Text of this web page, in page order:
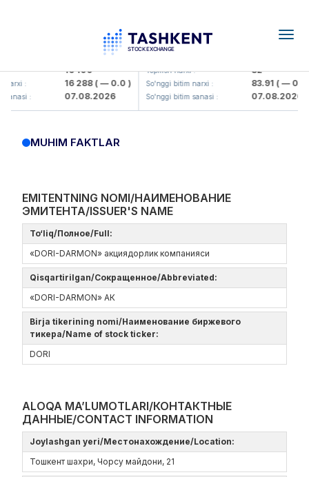
16 100
: 16 288( — 0.0 )
: 07.08.2026
KFSK (<Kafolat sug'urta
Yopilish narxi : 82
So'nggi bitim narxi : 83.91( — 0.0 )
So'nggi bitim sanasi : 07.08.2026
MUHIM FAKTLAR
EMITENTNING NOMI/НАИМЕНОВАНИЕ
ЭМИТЕНТА/ISSUER'S NAME
To‘liq/Полное/Full:
«DORI-DARMON» акциядорлик компанияси
Qisqartirilgan/Сокращенное/Abbreviated:
«DORI-DARMON» АК
Birja tikerining nomi/Наименование биржевого
тикера/Name of stock ticker:
DORI
ALOQA MA’LUMOTLARI/КОНТАКТНЫЕ
ДАННЫЕ/CONTACT INFORMATION
Joylashgan yeri/Местонахождение/Location:
Тошкент шахри, Чорсу майдони, 21